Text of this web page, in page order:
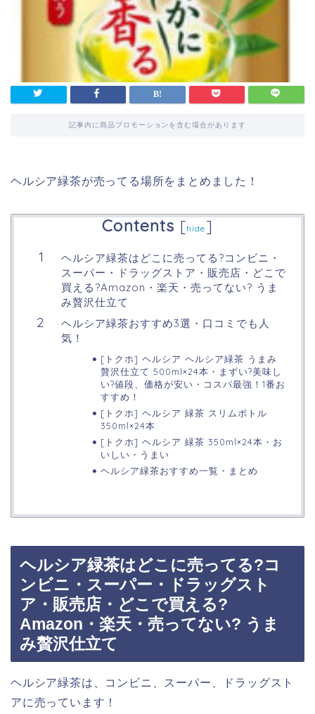
記事内に商品プロモーションを含む場合があります
ヘルシア緑茶が売ってる場所をまとめました！
Contents [hide ]
ヘルシア緑茶はどこに売ってる?コンビニ・
スーパー・ドラッグストア・販売店・どこで
買える?Amazon・楽天・売ってない? うま
み贅沢仕立て
ヘルシア緑茶おすすめ3選・口コミでも人
気！
[トクホ] ヘルシア ヘルシア緑茶 うまみ
贅沢仕立て 500ml×24本・まずい?美味し
い?値段、価格が安い・コスパ最強！1番お
すすめ！
[トクホ] ヘルシア 緑茶 スリムボトル
350ml×24本
[トクホ] ヘルシア 緑茶 350ml×24本・お
いしい・うまい
ヘルシア緑茶おすすめ一覧・まとめ
ヘルシア緑茶はどこに売ってる?コ
ンビニ・スーパー・ドラッグスト
ア・販売店・どこで買える?
Amazon・楽天・売ってない? うま
み贅沢仕立て
ヘルシア緑茶は、コンビニ、スーパー、ドラッグスト
アに売っています！